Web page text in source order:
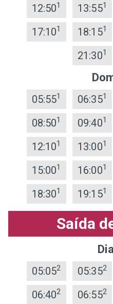
12:501 13:551
17:101 18:151
21:301
05:551 06:351
08:501 09:401
12:101 13:001
15:001 16:001
18:301 19:151
Saída
05:052 05:352
06:402 06:552